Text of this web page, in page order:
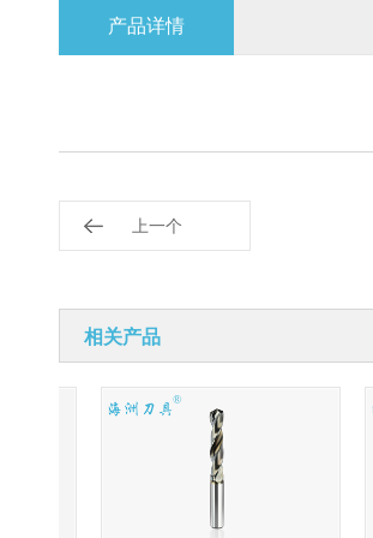
产品详情
上一个
相关产品